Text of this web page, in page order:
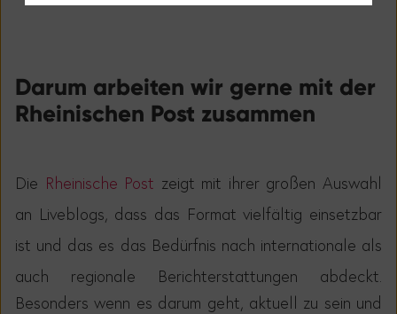
Darum arbeiten wir gerne mit der
Rheinischen Post zusammen
Die Rheinische Post zeigt mit ihrer großen Auswahl
an Liveblogs, dass das Format vielfältig einsetzbar
ist und das es das Bedürfnis nach internationale als
auch regionale Berichterstattungen abdeckt.
Besonders wenn es darum geht, aktuell zu sein und